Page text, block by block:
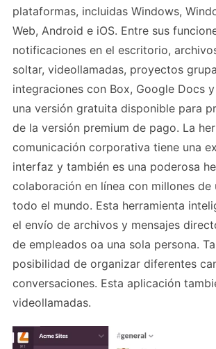
plataformas, incluidas Windows,
Web, Android e iOS. Entre sus
notificaciones en el escritorio,
soltar, videollamadas, proyectos
integraciones con Box, Google Docs
una versión gratuita disponible para
de la versión premium de pago. La
comunicación corporativa tiene una
interfaz y también es una poderosa
colaboración en línea con millones de
todo el mundo. Esta herramienta
el envío de archivos y mensajes
de empleados oa una sola persona.
posibilidad de organizar diferentes
conversaciones. Esta aplicación
videollamadas.